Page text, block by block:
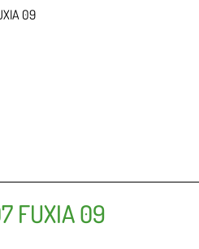
09
FUXIA 09